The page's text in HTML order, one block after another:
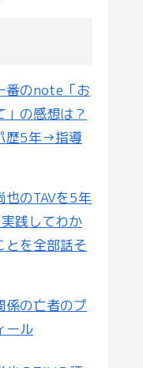
番のnote「お
」の感想は？
歴5年→指導
也のTAVを5年
践してわか
とを全部話そ
係の亡者のプ
ール